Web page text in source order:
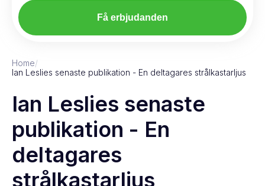
Få erbjudanden
Home/
Ian Leslies senaste publikation - En deltagares strålkastarljus
Ian Leslies senaste
publikation - En
deltagares
strålkastarljus